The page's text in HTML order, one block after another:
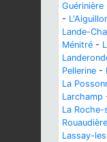
Guérinière
-
Lande-
Ménitré -
Pellerine -
La
Larchamp
La Roche-
Rouaudière
Lassay-